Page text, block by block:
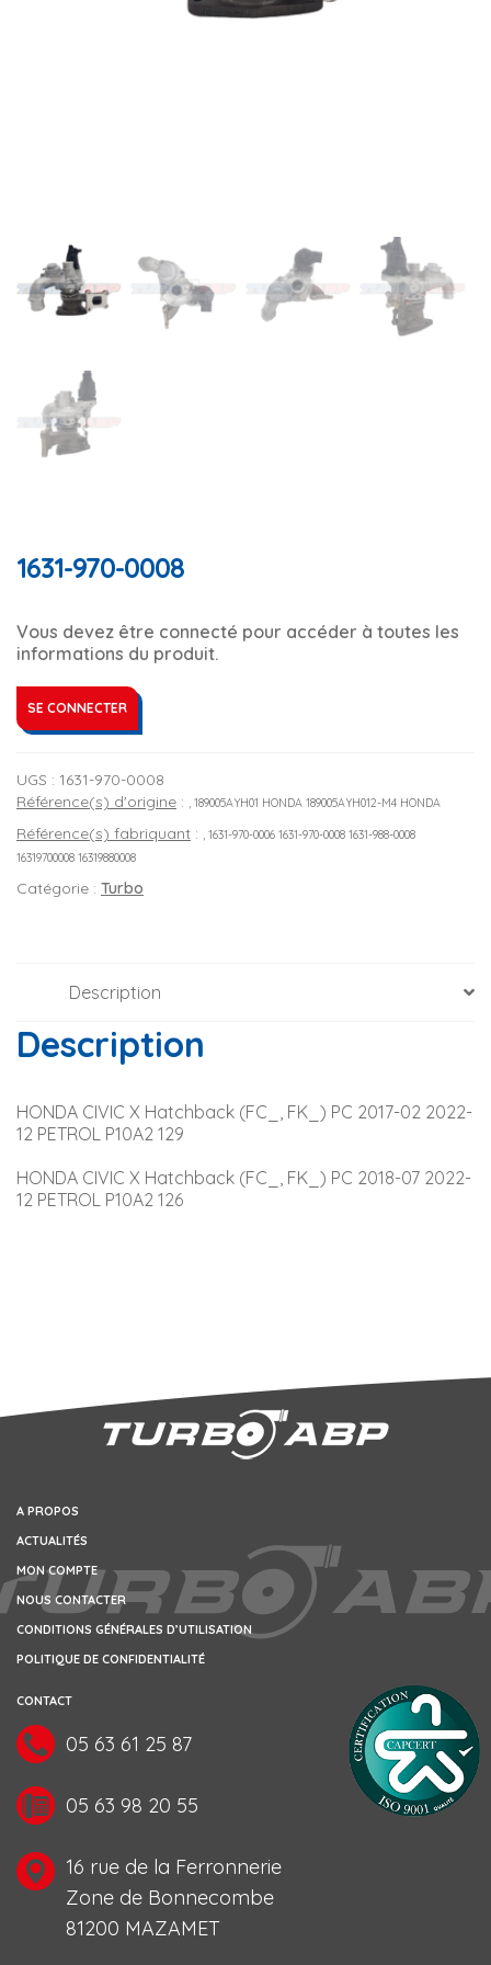
1631-970-0008
Vous devez être connecté pour accéder à toutes les
informations du produit.
SE CONNECTER
UGS : 1631-970-0008
Référence(s) d'origine : , 189005AYH01 HONDA 189005AYH012-M4 HONDA
Référence(s) fabriquant : , 1631-970-0006 1631-970-0008 1631-988-0008
16319700008 16319880008
Catégorie : Turbo
Description
Description
HONDA CIVIC X Hatchback (FC_, FK_) PC 2017-02 2022-
12 PETROL P10A2 129
HONDA CIVIC X Hatchback (FC_, FK_) PC 2018-07 2022-
12 PETROL P10A2 126
A PROPOS
ACTUALITÉS
MON COMPTE
NOUS CONTACTER
CONDITIONS GÉNÉRALES D’UTILISATION
POLITIQUE DE CONFIDENTIALITÉ
CONTACT
05 63 61 25 87
05 63 98 20 55
16 rue de la Ferronnerie
Zone de Bonnecombe
81200 MAZAMET